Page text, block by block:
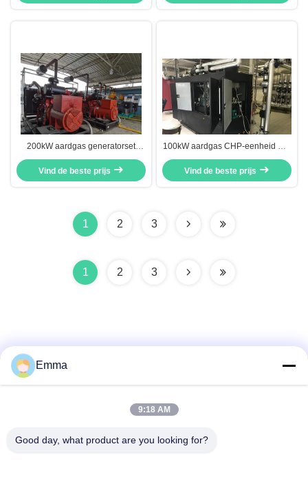
CHP BHKW Cogenerator Eenheid
Met lage gasinlaatdruk
200kW aardgas generatorset
SP200N 50Hz 60Hz
Vind de beste prijs
100kW aardgas CHP-eenheid met
84,4% efficiëntie SP100N-model
Vind de beste prijs
1 2 3
1 2 3
No. 280 WanXing Road, Longhu Avenue, Industrial East
Emma
9:18 AM
Good day, what product are you looking for?